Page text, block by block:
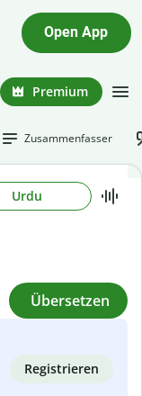
Open App
Premium
Zusammenfasser
Urdu
Übersetzen
Registrieren